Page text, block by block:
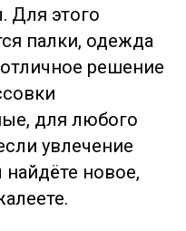
Для этого
палки, одежда
решение
для любого
увлечение
новое,